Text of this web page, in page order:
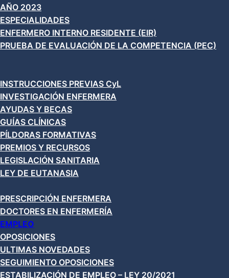
AÑO 2023
ESPECIALIDADES
ENFERMERO INTERNO RESIDENTE (EIR)
PRUEBA DE EVALUACIÓN DE LA COMPETENCIA (PEC)
INSTRUCCIONES PREVIAS CyL
INVESTIGACIÓN ENFERMERA
AYUDAS Y BECAS
GUÍAS CLÍNICAS
PÍLDORAS FORMATIVAS
PREMIOS Y RECURSOS
LEGISLACIÓN SANITARIA
LEY DE EUTANASIA
PRESCRIPCIÓN ENFERMERA
DOCTORES EN ENFERMERÍA
EMPLEO
OPOSICIONES
ULTIMAS NOVEDADES
SEGUIMIENTO OPOSICIONES
ESTABILIZACIÓN DE EMPLEO – LEY 20/2021